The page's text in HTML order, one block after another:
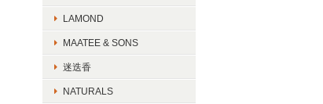
LAMOND
MAATEE & SONS
迷迭香
NATURALS